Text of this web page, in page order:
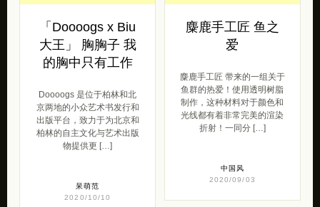
「Doooogs x Biu
大王」 胸胸子 我
的胸中只有工作
Doooogs 是位于柏林和北
京两地的小众艺术书发行和
出版平台，致力于为北京和
柏林的自主文化与艺术出版
物提供更 […]
呆萌范
2020/10/10
麋鹿手工匠 鱼之
爱
麋鹿手工匠 带来的一组关于
鱼群的热爱！使用透明树脂
制作，这种材料对于颜色和
光线都有着非常完美的渲染
折射！一同分 […]
中国风
2020/09/03